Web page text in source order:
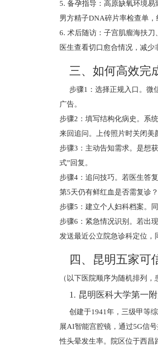
5. 备孕指导：高原缺氧环境易
男方精子DNA碎片率检查单，
6. 术后随访：子宫肌瘤海扶
医生查看切口愈合情况，减少
三、如何高效完
步骤1：选择正规入口。微
广告。
步骤2：填写结构化病史。系
来回追问。上传照片时关闭美
步骤3：主动告知需求。是想
式”回复。
步骤4：追问技巧。若医生答
第5天仍有鲜红血是否需复诊
步骤5：建立个人妇科档案。
步骤6：紧急情况识别。若出
发送最近公立院急诊科定位，
四、昆明五家可
（以下医院顺序为随机排列
1. 昆明医科大学第一
创建于1941年，三级甲等
展AI智能宫腔镜，通过5G信
性头晕发生率。院区位于西昌